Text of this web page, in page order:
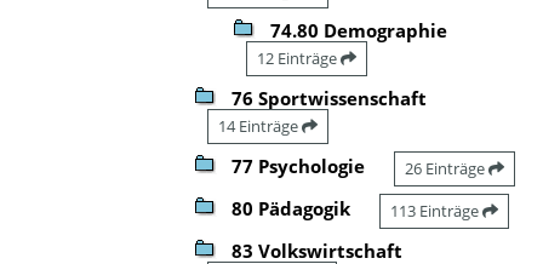
74.80 Demographie
12 Einträge
76 Sportwissenschaft
14 Einträge
77 Psychologie 26 Einträge
80 Pädagogik 113 Einträge
83 Volkswirtschaft